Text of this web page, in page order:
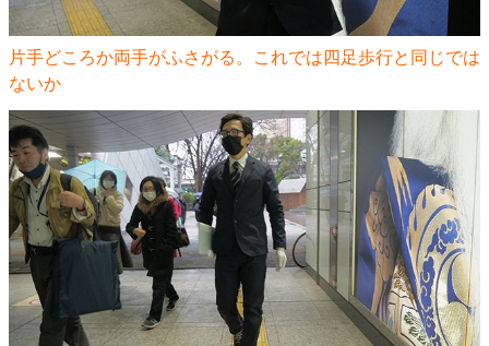
片手どころか両手がふさがる。これでは四足歩行と同じでは
ないか